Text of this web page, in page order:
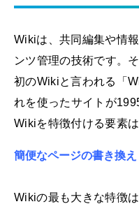
Wikiは、共同編集や情
ンツ管理の技術です。
初のWikiと言われる「
れを使ったサイトが
Wikiを特徴付ける要素
簡便なページの書き換え
Wikiの最も大きな特徴